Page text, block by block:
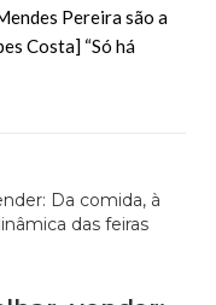
Pereira são a
Costa] “Só há